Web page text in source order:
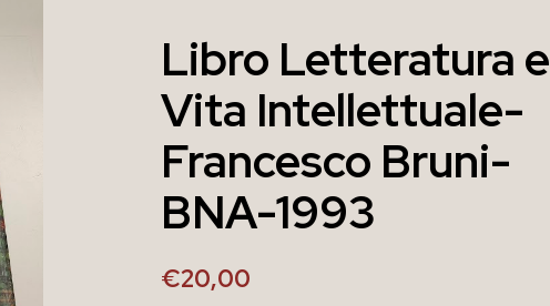
Libro Letteratura e
Vita Intellettuale-
Francesco Bruni-
BNA-1993
€20,00